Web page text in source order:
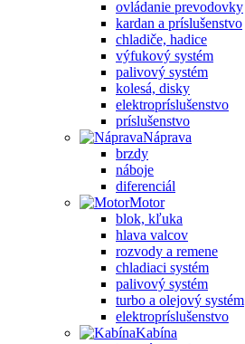
ovládanie prevodovky
kardan a príslušenstvo
chladiče, hadice
výfukový systém
palivový systém
kolesá, disky
elektropríslušenstvo
príslušenstvo
Náprava
brzdy
náboje
diferenciál
Motor
blok, kľuka
hlava valcov
rozvody a remene
chladiaci systém
palivový systém
turbo a olejový systém
elektropríslušenstvo
Kabína